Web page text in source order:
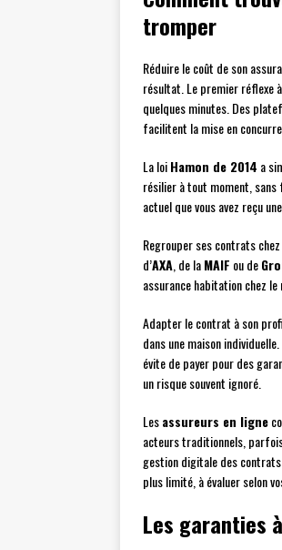
tromper
Réduire le coût de son
résultat. Le premier réflexe
quelques minutes. Des
facilitent la mise en
La loiHamon de 2014 a
résilier à tout moment,
actuel que vous avez reçu
Regrouper ses contrats
d’AXA , de laMAIF ou de
assurance habitation chez
Adapter le contrat à son
dans une maison
évite de payer pour des
un risque souvent ignoré.
Lesassureurs en ligne
acteurs traditionnels,
gestion digitale des
plus limité, à évaluer selon
Les garanties